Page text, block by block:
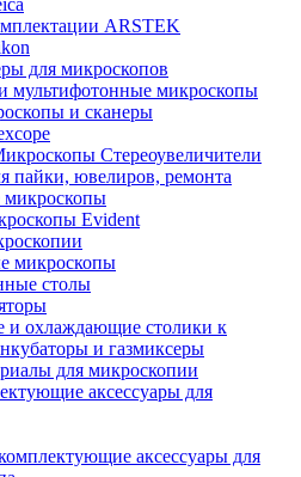
ARSTEK
для микроскопов
мультифотонные микроскопы
и сканеры
Стереоувеличители
пайки, ювелиров, ремонта
микроскопы
Evident
микроскопы
столы
и охлаждающие столики к
и газмиксеры
для микроскопии
аксессуары для
аксессуары для